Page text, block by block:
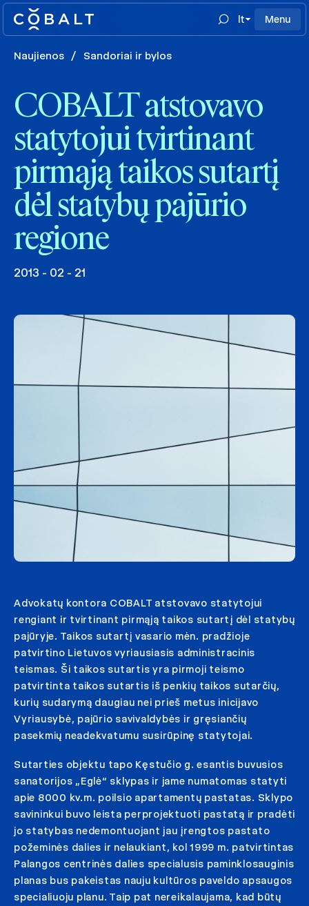
lt Menu
Naujienos / Sandoriai ir bylos
COBALT atstovavo
statytojui tvirtinant
pirmąją taikos sutartį
dėl statybų pajūrio
regione
2013 - 02 - 21
Advokatų kontora COBALT atstovavo statytojui
rengiant ir tvirtinant pirmąją taikos sutartį dėl statybų
pajūryje. Taikos sutartį vasario mėn. pradžioje
patvirtino Lietuvos vyriausiasis administracinis
teismas. Ši taikos sutartis yra pirmoji teismo
patvirtinta taikos sutartis iš penkių taikos sutarčių,
kurių sudarymą daugiau nei prieš metus inicijavo
Vyriausybė, pajūrio savivaldybės ir gręsiančių
pasekmių neadekvatumu susirūpinę statytojai.
Sutarties objektu tapo Kęstučio g. esantis buvusios
sanatorijos „Eglė“ sklypas ir jame numatomas statyti
apie 8000 kv.m. poilsio apartamentų pastatas. Sklypo
savininkui buvo leista perprojektuoti pastatą ir pradėti
jo statybas nedemontuojant jau įrengtos pastato
požeminės dalies ir nelaukiant, kol 1999 m. patvirtintas
Palangos centrinės dalies specialusis paminklosauginis
planas bus pakeistas nauju kultūros paveldo apsaugos
specialiuoju planu. Taip pat nereikalaujama, kad būtų